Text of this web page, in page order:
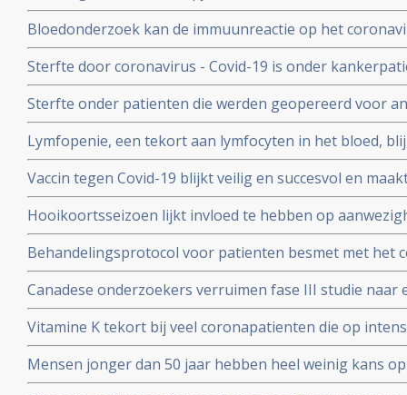
besmet worden met het coronavirus - COVID-19 blijkt
Bloedonderzoek kan de immuunreactie op het
volgen en voorspellen hoe de ziekte zich zal
Sterfte door coronavirus - Covid-19 is onder
met mensen zonder kanker maar voor extra risico
bewijs. Blijkt uit grote internationale studie.
Sterfte onder patienten die werden geopereerd voor
beduidend hoger bij mensen die vooraf of binnen een
met het coronavirus - Covid-19 blijkt uit grote
Lymfopenie, een tekort aan lymfocyten in het bloed,
ernst van klachten en sterfterisico bij patienten
19
Vaccin tegen Covid-19 blijkt veilig en succesvol en
van de 108 deelnemers aan Chinese studie
Hooikoortsseizoen lijkt invloed te hebben op
virus (COVID-19) blijkt uit studie van Erasmus MC
Behandelingsprotocol voor patienten besmet met het
combinatie van corticosteroïden, hoge dosis
bloedverdunners blijkt succesvolle aanpak
Canadese onderzoekers verruimen fase III studie
dosis vitamine C bij sepsis met opnemen van patienten
studieprotocol
Vitamine K tekort bij veel coronapatienten die op
en beademing nodig hadden blijkt uit Nederlands
Mensen jonger dan 50 jaar hebben heel weinig kans
met het coronavirus, blijkt uit onderzoek van de